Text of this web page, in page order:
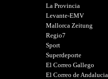
La Provincia
Levante-EMV
Mallorca Zeitung
Regio7
Sport
Superdeporte
El Correo Gallego
El Correo de Andalucia